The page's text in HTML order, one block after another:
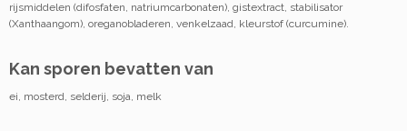
rijsmiddelen (difosfaten, natriumcarbonaten), gistextract, stabilisator
(Xanthaangom), oreganobladeren, venkelzaad, kleurstof (curcumine).
Kan sporen bevatten van
ei, mosterd, selderij, soja, melk